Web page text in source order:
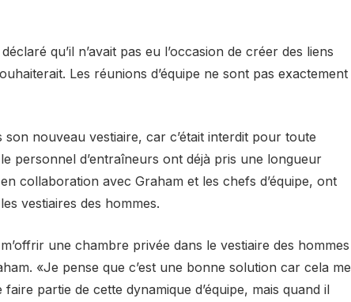
qu’il n’avait pas eu l’occasion de créer des liens
Les réunions d’équipe ne sont pas exactement
son nouveau vestiaire, car c’était interdit pour toute
personnel d’entraîneurs ont déjà pris une longueur
collaboration avec Graham et les chefs d’équipe, ont
vestiaires des hommes.
une chambre privée dans le vestiaire des hommes
«Je pense que c’est une bonne solution car cela me
partie de cette dynamique d’équipe, mais quand il